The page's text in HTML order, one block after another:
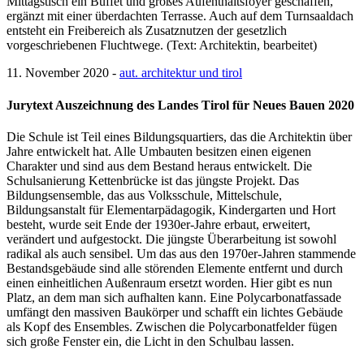
ergänzt mit einer überdachten Terrasse. Auch auf dem Turnsaaldach
entsteht ein Freibereich als Zusatznutzen der gesetzlich
vorgeschriebenen Fluchtwege. (Text: Architektin, bearbeitet)
11. November 2020 - aut. architektur und tirol
Jurytext Auszeichnung des Landes Tirol für Neues Bauen 2020
Die Schule ist Teil eines Bildungsquartiers, das die Architektin über
Jahre entwickelt hat. Alle Umbauten besitzen einen eigenen
Charakter und sind aus dem Bestand heraus entwickelt. Die
Schulsanierung Kettenbrücke ist das jüngste Projekt. Das
Bildungsensemble, das aus Volksschule, Mittelschule,
Bildungsanstalt für Elementarpädagogik, Kindergarten und Hort
besteht, wurde seit Ende der 1930er-Jahre erbaut, erweitert,
verändert und aufgestockt. Die jüngste Überarbeitung ist sowohl
radikal als auch sensibel. Um das aus den 1970er-Jahren stammende
Bestandsgebäude sind alle störenden Elemente entfernt und durch
einen einheitlichen Außenraum ersetzt worden. Hier gibt es nun
Platz, an dem man sich aufhalten kann. Eine Polycarbonatfassade
umfängt den massiven Baukörper und schafft ein lichtes Gebäude
als Kopf des Ensembles. Zwischen die Polycarbonatfelder fügen
sich große Fenster ein, die Licht in den Schulbau lassen.